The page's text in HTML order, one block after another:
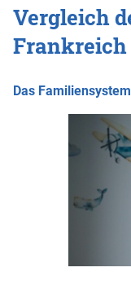
Vergleich
Frankreich
Das